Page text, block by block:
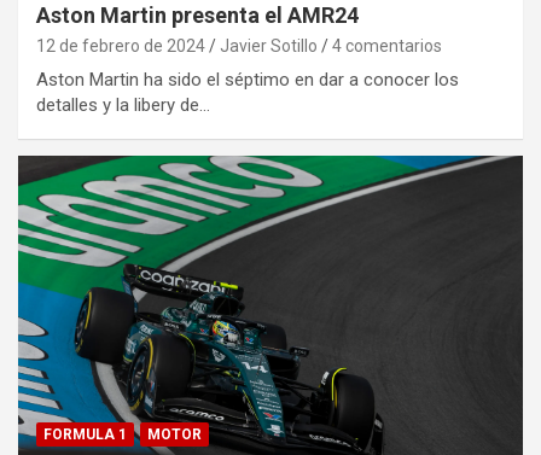
Aston Martin presenta el AMR24
12 de febrero de 2024 Javier Sotillo 4 comentarios
Aston Martin ha sido el séptimo en dar a conocer los
detalles y la libery de…
FORMULA 1 MOTOR